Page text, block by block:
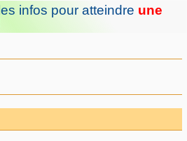
les infos pour atteindre une